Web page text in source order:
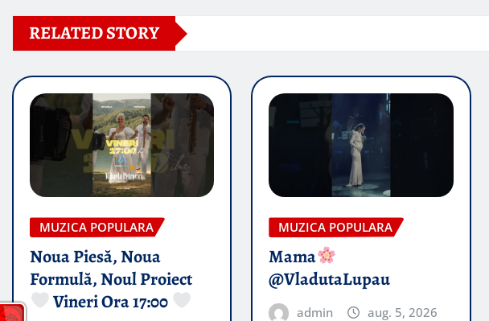
RELATED STORY
MUZICA POPULARA
Noua Piesă, Noua
Formulă, Noul Proiect
Vineri Ora 17:00
MUZICA POPULARA
Mama
@VladutaLupau
admin aug. 5, 2026